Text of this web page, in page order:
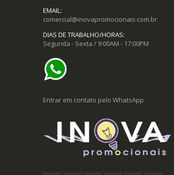
EMAIL:
comercial@inovapromocionais.com.br
DIAS DE TRABALHO/HORAS:
Segunda - Sexta / 9:00AM - 17:00PM
Entrar em contato pelo WhatsApp